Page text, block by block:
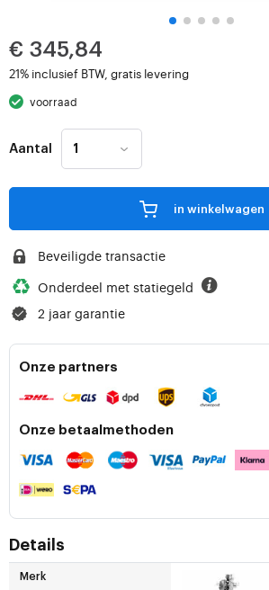
€ 345,84
21% inclusief BTW, gratis levering
voorraad
Aantal
in winkelwagen
Beveiligde transactie
Onderdeel met statiegeld
2 jaar garantie
Onze partners
Onze betaalmethoden
Details
Merk